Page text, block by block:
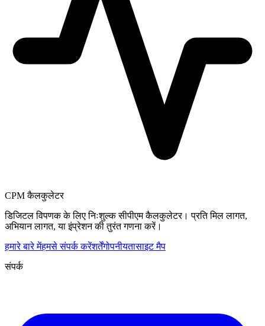
CPM कैलकुलेटर
डिजिटल विपणक के लिए निःशुल्क सीपीएम कैलकुलेटर। प्रति मिल लागत,
अभियान लागत, या इंप्रेशन की तुरंत गणना करें।
हमारे बारे मेंहमसे संपर्क करेंशर्तेंगोपनीयतासाइट मैप
संपर्क